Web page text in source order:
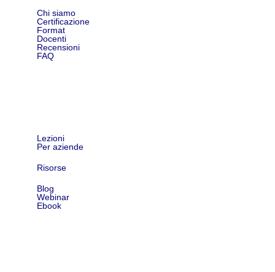
Chi siamo
Certificazione
Format
Docenti
Recensioni
FAQ
Lezioni
Per aziende
Risorse
Blog
Webinar
Ebook